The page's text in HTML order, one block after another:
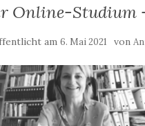
Online-Studium
am 6. Mai 2021 von